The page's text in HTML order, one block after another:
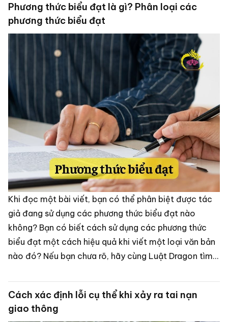
Phương thức biểu đạt là gì? Phân loại các
phương thức biểu đạt
Khi đọc một bài viết, bạn có thể phân biệt được tác
giả đang sử dụng các phương thức biểu đạt nào
không? Bạn có biết cách sử dụng các phương thức
biểu đạt một cách hiệu quả khi viết một loại văn bản
nào đó? Nếu bạn chưa rõ, hãy cùng Luật Dragon tìm
Cách xác định lỗi cụ thể khi xảy ra tai nạn
giao thông